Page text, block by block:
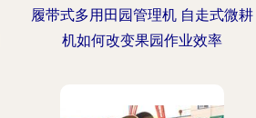
履带式多用田园管理机 自走式微耕
机如何改变果园作业效率